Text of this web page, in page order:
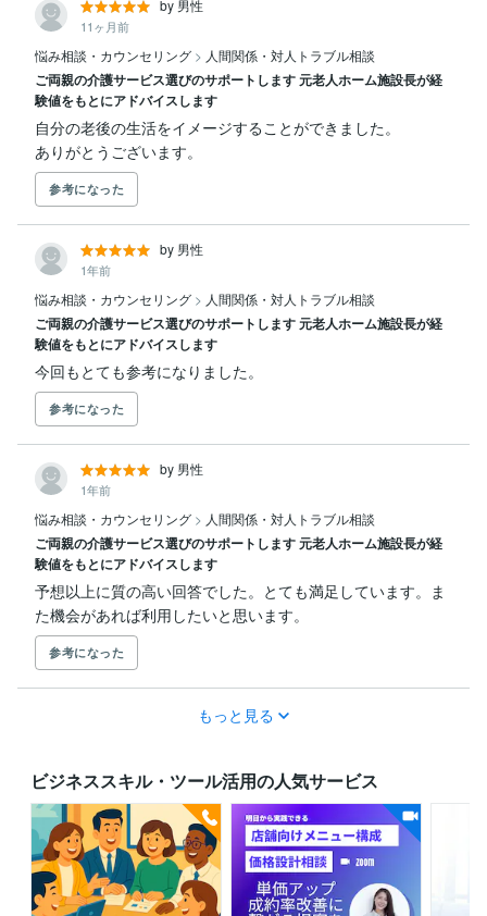
by 男性
11ヶ月前
悩み相談・カウンセリング > 人間関係・対人トラブル相談
ご両親の介護サービス選びのサポートします 元老人ホーム施設長が経
験値をもとにアドバイスします
自分の老後の生活をイメージすることができました。
ありがとうございます。
参考になった
by 男性
1年前
悩み相談・カウンセリング > 人間関係・対人トラブル相談
ご両親の介護サービス選びのサポートします 元老人ホーム施設長が経
験値をもとにアドバイスします
今回もとても参考になりました。
参考になった
by 男性
1年前
悩み相談・カウンセリング > 人間関係・対人トラブル相談
ご両親の介護サービス選びのサポートします 元老人ホーム施設長が経
験値をもとにアドバイスします
予想以上に質の高い回答でした。とても満足しています。ま
た機会があれば利用したいと思います。
参考になった
もっと見る
ビジネススキル・ツール活用の人気サービス